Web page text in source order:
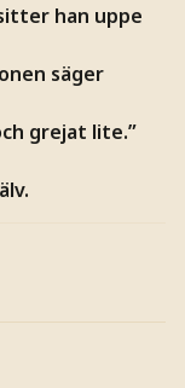
han uppe
säger
grejat lite.”